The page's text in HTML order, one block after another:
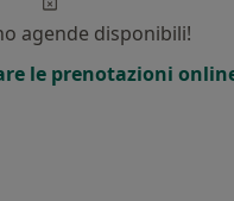
agende disponibili!
le prenotazioni